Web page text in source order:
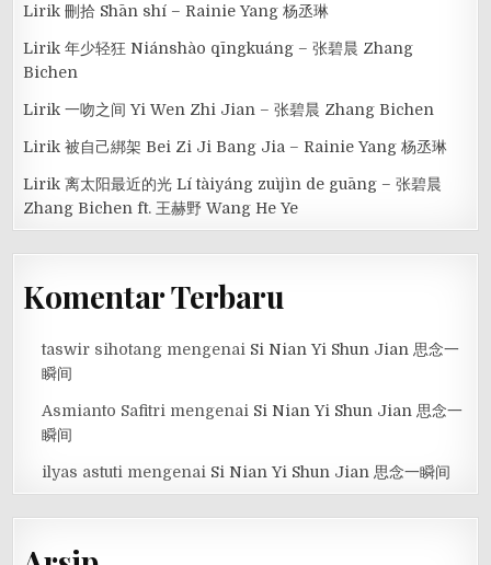
Lirik 刪拾 Shān shí – Rainie Yang 杨丞琳
Lirik 年少轻狂 Niánshào qīngkuáng – 张碧晨 Zhang
Bichen
Lirik 一吻之间 Yi Wen Zhi Jian – 张碧晨 Zhang Bichen
Lirik 被自己綁架 Bei Zi Ji Bang Jia – Rainie Yang 杨丞琳
Lirik 离太阳最近的光 Lí tàiyáng zuìjìn de guāng – 张碧晨
Zhang Bichen ft. 王赫野 Wang He Ye
Komentar Terbaru
taswir sihotang mengenai Si Nian Yi Shun Jian 思念一
瞬间
Asmianto Safitri mengenai Si Nian Yi Shun Jian 思念一
瞬间
ilyas astuti mengenai Si Nian Yi Shun Jian 思念一瞬间